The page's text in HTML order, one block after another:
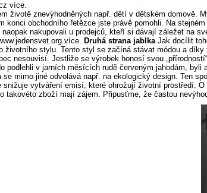
více.
znevýhodněných např. dětí v dětském domově.
obchodního řetězce jste právě pomohli. Na
nakupovali u prodejců, kteří si dávají záležet na
více. Druhá strana jablkaJak docílit
stylu. Tento styl se začíná stávat módou a
nesouvisí. Jestliže se výrobek honosí svou
v jarních měsících rudě červeným jahodám,
mimo jiné odvolává např. na ekologický design. Ten
vytváření emisí, které ohrožují životní prostředí.
zboží mají zájem. Připusťme, že častou